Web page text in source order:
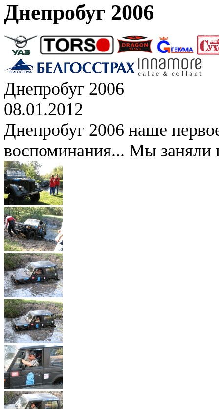
Днепробуг 2006
Днепробуг 2006
08.01.2012
Днепробуг 2006 наше
воспоминания... Мы заняли